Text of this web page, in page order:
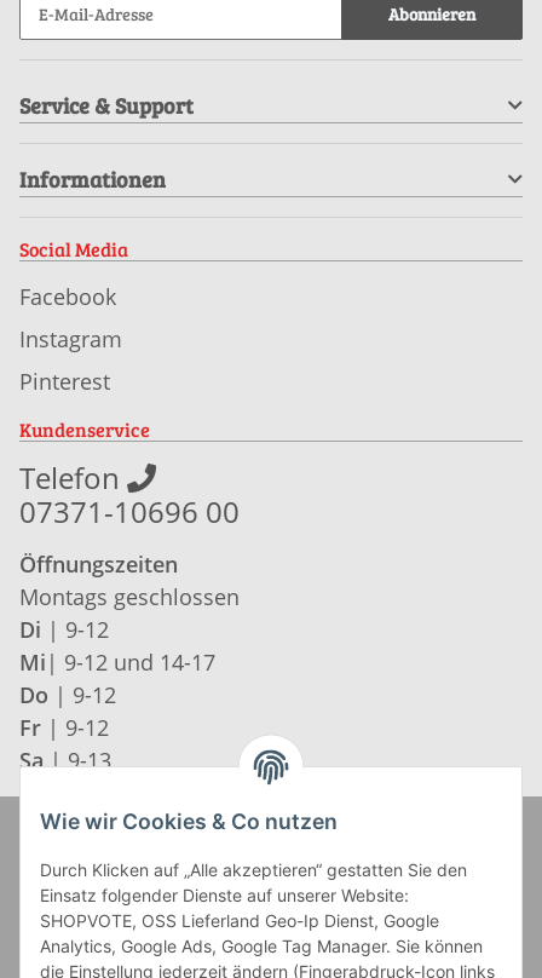
Abonnieren
Service & Support
Informationen
Social Media
Facebook
Instagram
Pinterest
Kundenservice
Telefon
07371-10696 00
Öffnungszeiten
Montags geschlossen
Di | 9-12
Mi | 9-12 und 14-17
Do | 9-12
Fr | 9-12
Sa | 9-13
Wie wir Cookies & Co nutzen
Durch Klicken auf „Alle akzeptieren“ gestatten Sie den
Einsatz folgender Dienste auf unserer Website:
SHOPVOTE, OSS Lieferland Geo-Ip Dienst, Google
Analytics, Google Ads, Google Tag Manager. Sie können
die Einstellung jederzeit ändern (Fingerabdruck-Icon links